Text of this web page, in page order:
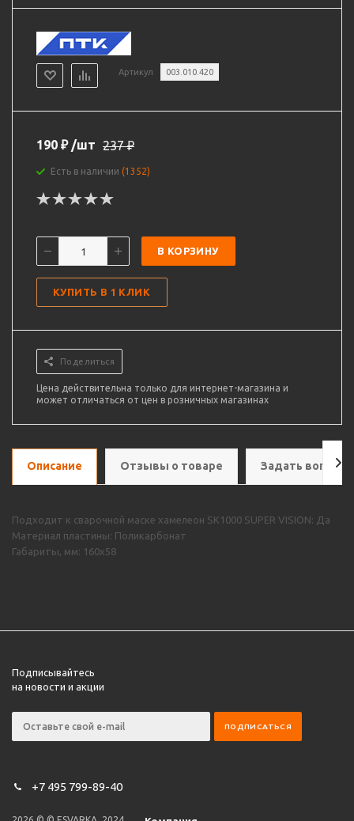
Артикул 003.010.420
190 ₽ /шт 237₽
Есть в наличии (1352)
В КОРЗИНУ
КУПИТЬ В 1 КЛИК
Поделиться
Цена действительна только для интернет-магазина и
может отличаться от цен в розничных магазинах
Описание Отзывы о товаре Задать вопрос
Подходит к сварочной маске хамелеон SK1000 SUPER VISION: Да
Материал пластины: Поликарбонат
Габариты, мм: 160х58
Подписывайтесь
на новости и акции
+7 495 799-89-40